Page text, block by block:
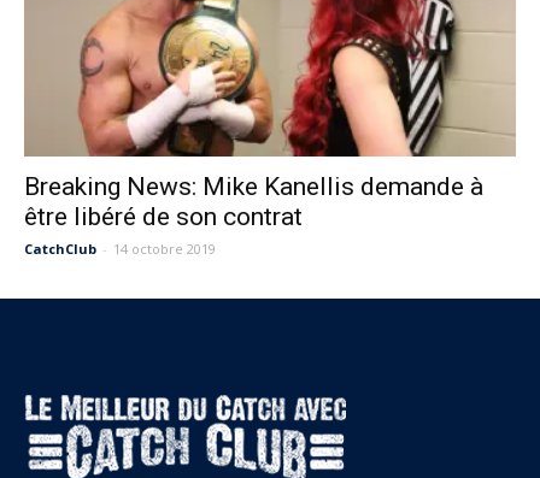
Breaking News: Mike Kanellis demande à
être libéré de son contrat
CatchClub - 14 octobre 2019